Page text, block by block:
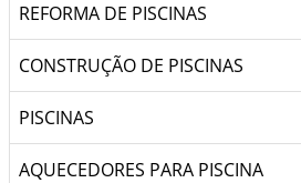
REFORMA DE PISCINAS
CONSTRUÇÃO DE PISCINAS
PISCINAS
AQUECEDORES PARA PISCINA